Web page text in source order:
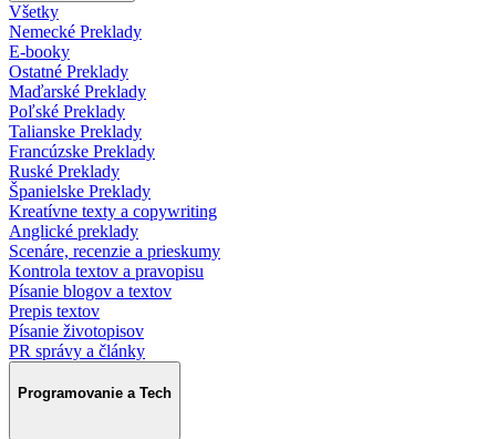
Všetky
Nemecké Preklady
E-booky
Ostatné Preklady
Maďarské Preklady
Poľské Preklady
Talianske Preklady
Francúzske Preklady
Ruské Preklady
Španielske Preklady
Kreatívne texty a copywriting
Anglické preklady
Scenáre, recenzie a prieskumy
Kontrola textov a pravopisu
Písanie blogov a textov
Prepis textov
Písanie životopisov
PR správy a články
Programovanie a Tech